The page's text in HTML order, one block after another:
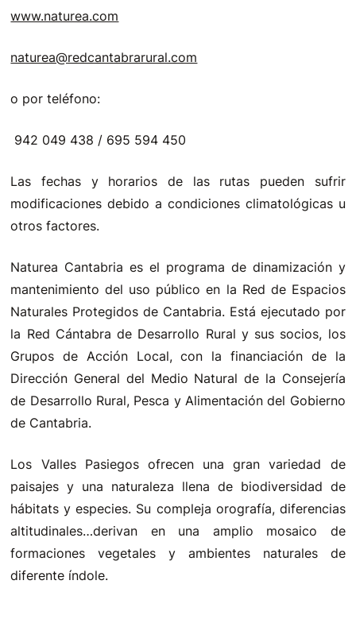
www.naturea.com
naturea@redcantabrarural.com
o por teléfono:
942 049 438 / 695 594 450
Las fechas y horarios de las rutas pueden sufrir
modificaciones debido a condiciones climatológicas u
otros factores.
Naturea Cantabria es el programa de dinamización y
mantenimiento del uso público en la Red de Espacios
Naturales Protegidos de Cantabria. Está ejecutado por
la Red Cántabra de Desarrollo Rural y sus socios, los
Grupos de Acción Local, con la financiación de la
Dirección General del Medio Natural de la Consejería
de Desarrollo Rural, Pesca y Alimentación del Gobierno
de Cantabria.
Los Valles Pasiegos ofrecen una gran variedad de
paisajes y una naturaleza llena de biodiversidad de
hábitats y especies. Su compleja orografía, diferencias
altitudinales…derivan en una amplio mosaico de
formaciones vegetales y ambientes naturales de
diferente índole.